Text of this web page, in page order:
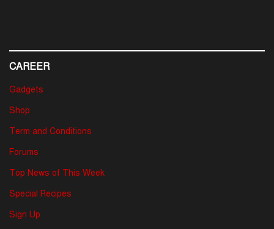
CAREER
Gadgets
Shop
Term and Conditions
Forums
Top News of This Week
Special Recipes
Sign Up